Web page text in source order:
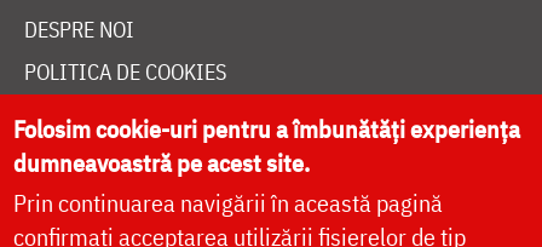
DESPRE NOI
POLITICA DE COOKIES
DONEAZĂ ONLINE PENTRU CATEDRALA NAȚIONALĂ
LIVE
Folosim cookie-uri pentru a îmbunătăți experiența
dumneavoastră pe acest site.
Prin continuarea navigării în această pagină
confirmați acceptarea utilizării fișierelor de tip